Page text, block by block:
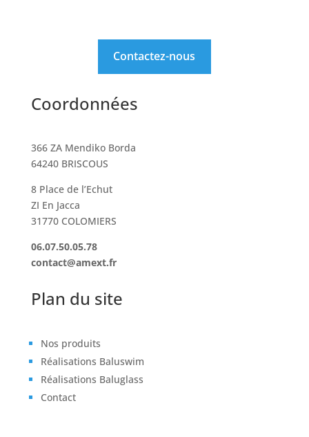
Contactez-nous
Coordonnées
366 ZA Mendiko Borda
64240 BRISCOUS
8 Place de l’Echut
ZI En Jacca
31770 COLOMIERS
06.07.50.05.78
contact@amext.fr
Plan du site
Nos produits
Réalisations Baluswim
Réalisations Baluglass
Contact